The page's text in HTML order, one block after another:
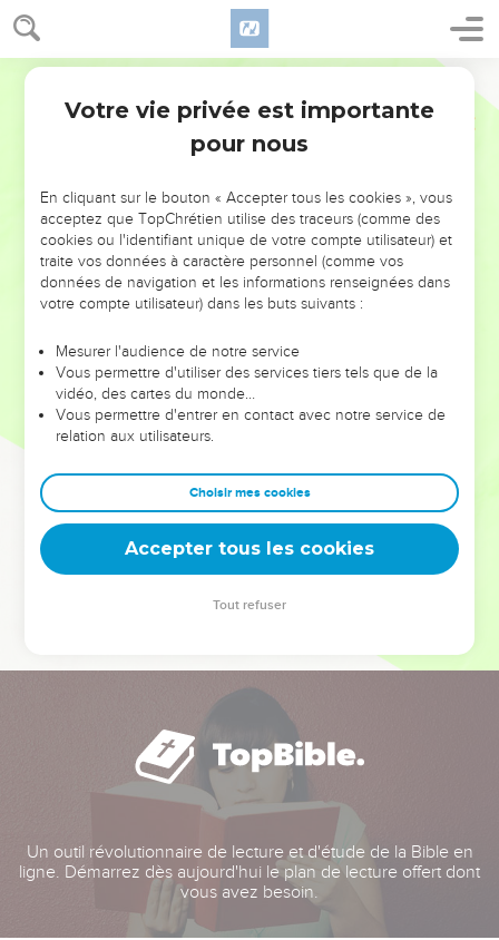
NE MANQUEZ PAS L’ÉVÉNEMENT
DE L’ANNÉE !
ET SI LEURS ERREURS POUVAIENT VOUS ÉVITER LES
VOTRES ?
leur foi ou leur vision. Mais on voit moins les doutes, les erreurs
et les saisons difficiles qu'ils ont traversés, alors même que ce
sont elles qui les ont façonnés.
Dans cette conférence, leaders, entrepreneurs, et responsables
clés pour avancer avec plus de sagesse afin que leurs erreurs
deviennent vos tremplins. Que vous guidiez un ministère, une
équipe, un groupe ou une famille, leur expérience est faite
Un outil révolutionnaire de lecture et d'étude de la Bible en
ligne. Démarrez dès aujourd'hui le plan de lecture offert dont
vous avez besoin.
Votre vie privée est importante
pour nous
En cliquant sur le bouton « Accepter tous les cookies », vous
acceptez que TopChrétien utilise des traceurs (comme des
cookies ou l'identifiant unique de votre compte utilisateur) et
traite vos données à caractère personnel (comme vos
données de navigation et les informations renseignées dans
votre compte utilisateur) dans les buts suivants :
Mesurer l'audience de notre service
Vous permettre d'utiliser des services tiers tels que de la
vidéo, des cartes du monde…
Vous permettre d'entrer en contact avec notre service de
relation aux utilisateurs.
Choisir mes cookies
Accepter tous les cookies
Tout refuser